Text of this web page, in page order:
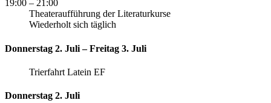
19:00 – 21:00
Theateraufführung der Literaturkurse
Wiederholt sich täglich
Donnerstag 2. Juli – Freitag 3. Juli
Trierfahrt Latein EF
Donnerstag 2. Juli